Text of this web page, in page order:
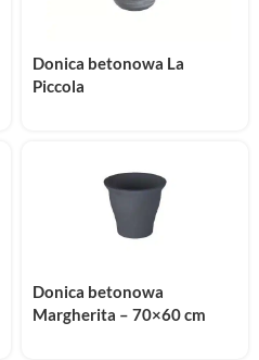
Donica betonowa La
Piccola
Donica betonowa
Margherita – 70×60 cm